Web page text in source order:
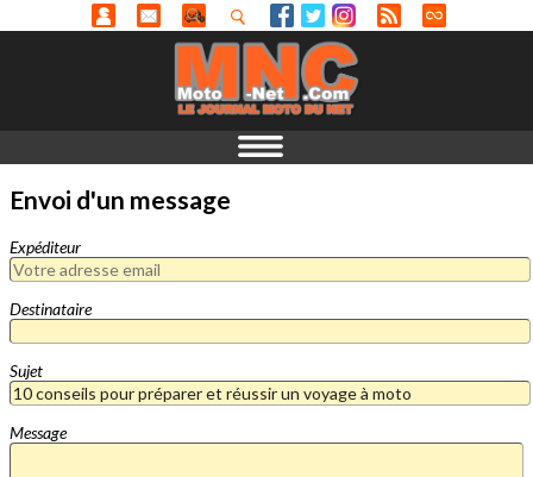
Envoi d'un message
Expéditeur
Destinataire
Sujet
Message